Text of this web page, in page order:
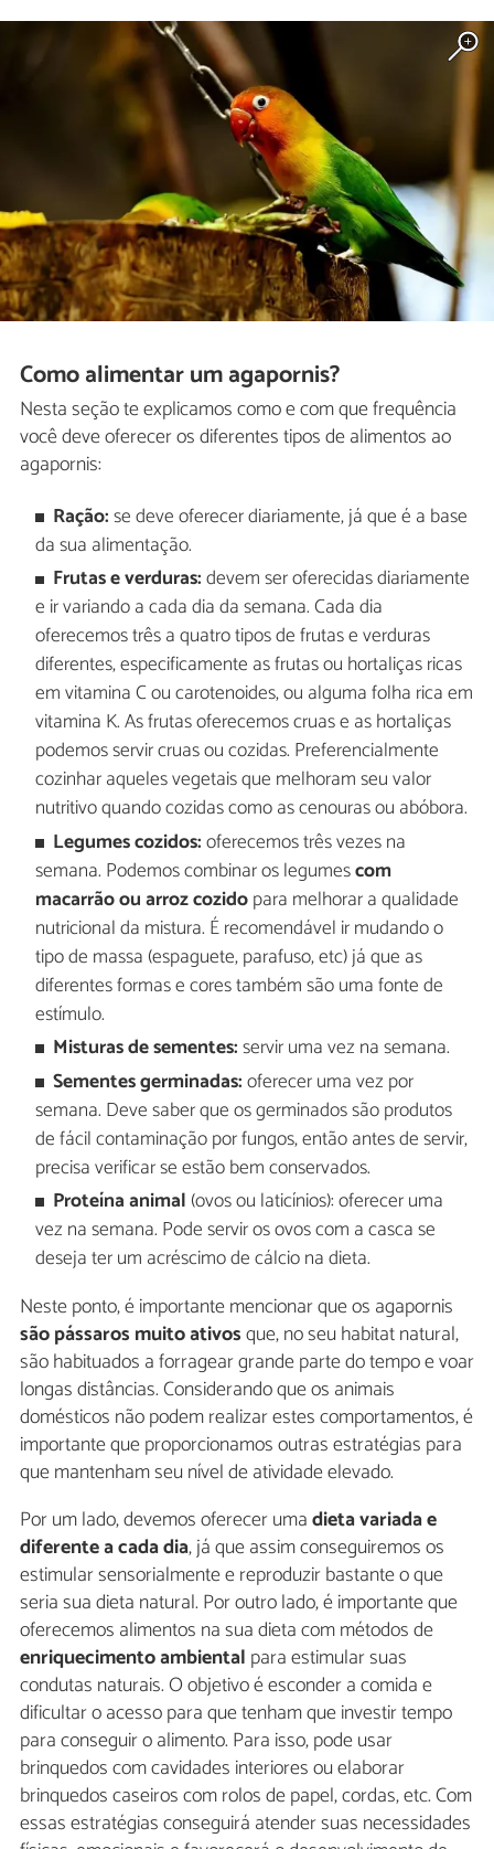
Como alimentar um agapornis?
Nesta seção te explicamos como e com que frequência
você deve oferecer os diferentes tipos de alimentos ao
agapornis:
Ração:se deve oferecer diariamente, já que é a base
da sua alimentação.
Frutas e verduras:devem ser oferecidas diariamente
e ir variando a cada dia da semana. Cada dia
oferecemos três a quatro tipos de frutas e verduras
diferentes, especificamente as frutas ou hortaliças ricas
em vitamina C ou carotenoides, ou alguma folha rica em
vitamina K. As frutas oferecemos cruas e as hortaliças
podemos servir cruas ou cozidas. Preferencialmente
cozinhar aqueles vegetais que melhoram seu valor
nutritivo quando cozidas como as cenouras ou abóbora.
Legumes cozidos:oferecemos três vezes na
semana. Podemos combinar os legumescom
macarrão ou arroz cozidopara melhorar a qualidade
nutricional da mistura. É recomendável ir mudando o
tipo de massa (espaguete, parafuso, etc) já que as
diferentes formas e cores também são uma fonte de
estímulo.
Misturas de sementes:servir uma vez na semana.
Sementes germinadas:oferecer uma vez por
semana. Deve saber que os germinados são produtos
de fácil contaminação por fungos, então antes de servir,
precisa verificar se estão bem conservados.
Proteína animal (ovos ou laticínios): oferecer uma
vez na semana. Pode servir os ovos com a casca se
deseja ter um acréscimo de cálcio na dieta.
Neste ponto, é importante mencionar que os agapornis
são pássaros muito ativosque, no seu habitat natural,
são habituados a forragear grande parte do tempo e voar
longas distâncias. Considerando que os animais
domésticos não podem realizar estes comportamentos, é
importante que proporcionamos outras estratégias para
que mantenham seu nível de atividade elevado.
Por um lado, devemos oferecer umadieta variada e
diferente a cada dia, já que assim conseguiremos os
estimular sensorialmente e reproduzir bastante o que
seria sua dieta natural. Por outro lado, é importante que
oferecemos alimentos na sua dieta com métodos de
enriquecimento ambiental para estimular suas
condutas naturais. O objetivo é esconder a comida e
dificultar o acesso para que tenham que investir tempo
para conseguir o alimento. Para isso, pode usar
brinquedos com cavidades interiores ou elaborar
brinquedos caseiros com rolos de papel, cordas, etc. Com
essas estratégias conseguirá atender suas necessidades